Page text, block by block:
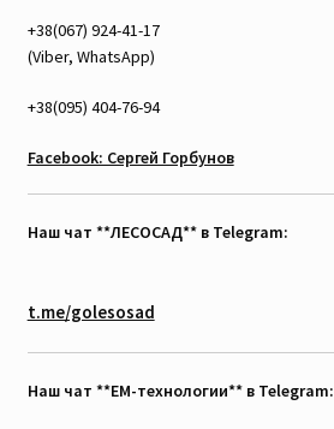
+38(067) 924-41-17
(Viber, WhatsApp)
+38(095) 404-76-94
Facebook: Сергей Горбунов
Наш чат **ЛЕСОСАД** в Telegram:
t.me/golesosad
Наш чат **EM-технологии** в Telegram: